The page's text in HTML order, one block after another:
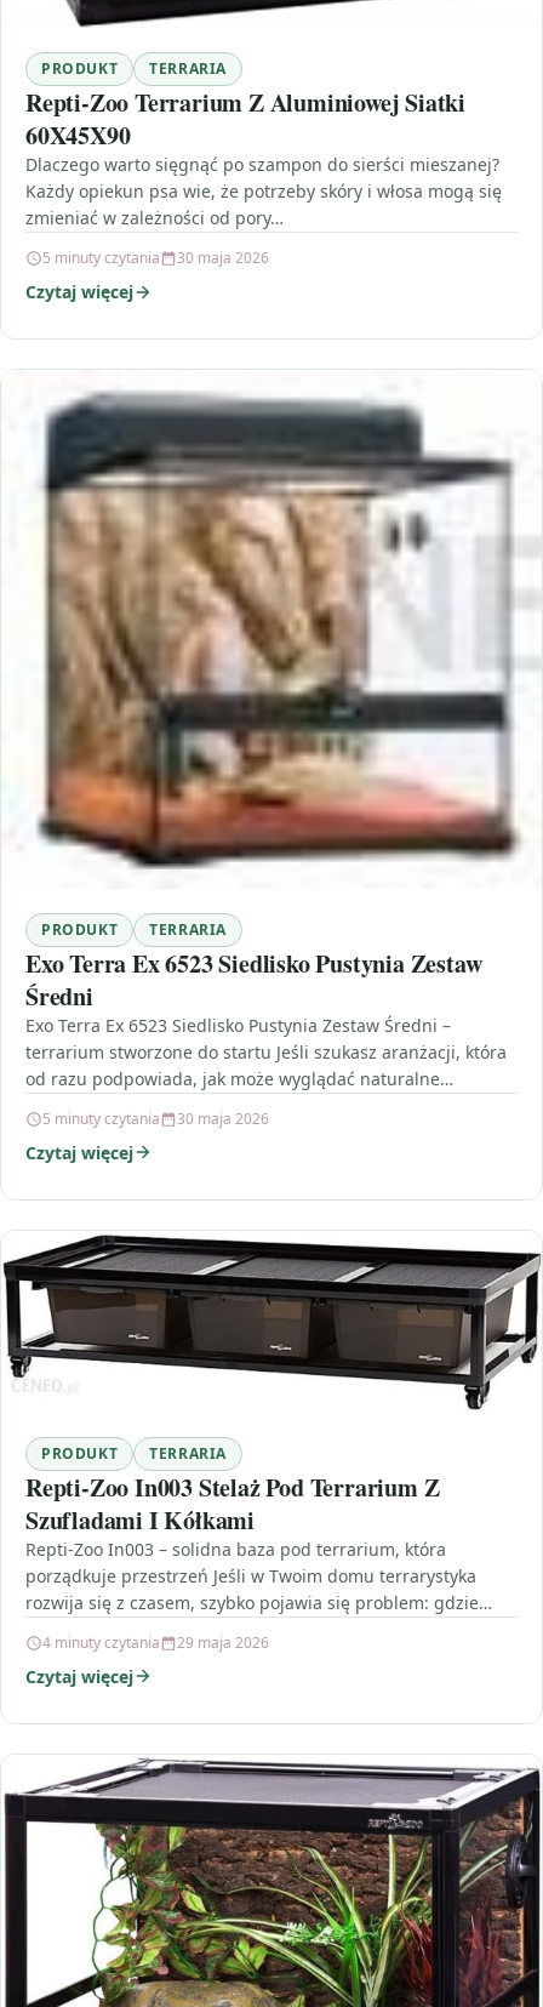
PRODUKT TERRARIA
Repti-Zoo Terrarium Z Aluminiowej Siatki
60X45X90
Dlaczego warto sięgnąć po szampon do sierści mieszanej?
Każdy opiekun psa wie, że potrzeby skóry i włosa mogą się
zmieniać w zależności od pory…
5 minuty czytania 30 maja 2026
Czytaj więcej
PRODUKT TERRARIA
Exo Terra Ex 6523 Siedlisko Pustynia Zestaw
Średni
Exo Terra Ex 6523 Siedlisko Pustynia Zestaw Średni –
terrarium stworzone do startu Jeśli szukasz aranżacji, która
od razu podpowiada, jak może wyglądać naturalne…
5 minuty czytania 30 maja 2026
Czytaj więcej
PRODUKT TERRARIA
Repti-Zoo In003 Stelaż Pod Terrarium Z
Szufladami I Kółkami
Repti-Zoo In003 – solidna baza pod terrarium, która
porządkuje przestrzeń Jeśli w Twoim domu terrarystyka
rozwija się z czasem, szybko pojawia się problem: gdzie…
4 minuty czytania 29 maja 2026
Czytaj więcej